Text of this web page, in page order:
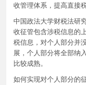
收管理体系，提高直接
中国政法大学财税法研
收征管包含涉税信息的
税信息，对个人部分并
展，个人部分将全部纳
比较成熟。
如何实现对个人部分的